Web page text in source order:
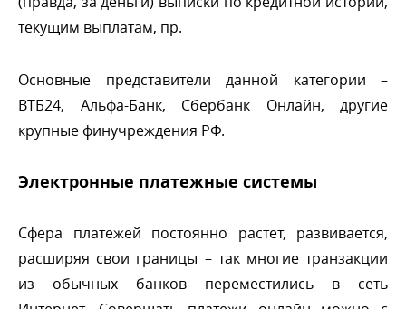
текущим выплатам, пр.
Основные представители данной категории –
ТБ24, Альфа-Банк, Сбербанк Онлайн, другие
крупные финучреждения РФ.
Электронные платежные системы
Сфера платежей постоянно растет, развивается,
расширяя свои границы – так многие транзакции
из обычных банков переместились в сеть